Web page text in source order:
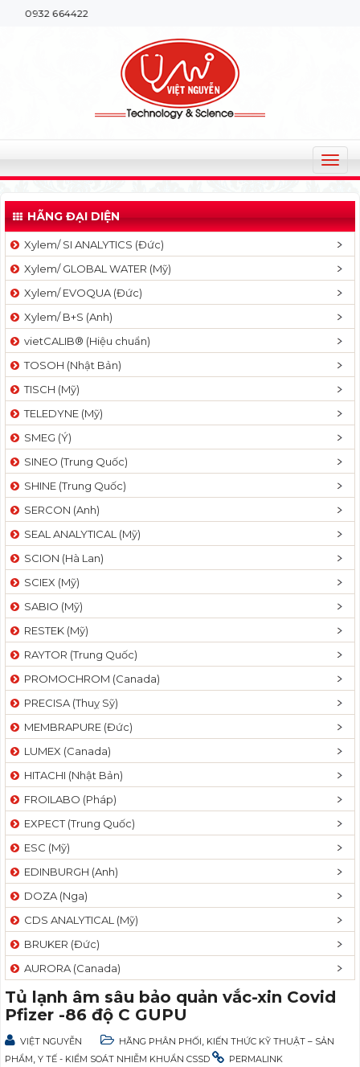
664422
T
o
g
l
v
a
t
n
HÃNG ĐẠI DIỆN
Xylem/ SI ANALYTICS (Đức)
Xylem/ GLOBAL WATER (Mỹ)
Xylem/ EVOQUA (Đức)
Xylem/ B+S (Anh)
vietCALIB® (Hiệu chuẩn)
TOSOH (Nhật Bản)
TISCH (Mỹ)
TELEDYNE (Mỹ)
SMEG (Ý)
SINEO (Trung Quốc)
SHINE (Trung Quốc)
SERCON (Anh)
SEAL ANALYTICAL (Mỹ)
SCION (Hà Lan)
SCIEX (Mỹ)
SABIO (Mỹ)
RESTEK (Mỹ)
RAYTOR (Trung Quốc)
PROMOCHROM (Canada)
PRECISA (Thuỵ Sỹ)
MEMBRAPURE (Đức)
LUMEX (Canada)
HITACHI (Nhật Bản)
FROILABO (Pháp)
EXPECT (Trung Quốc)
ESC (Mỹ)
EDINBURGH (Anh)
DOZA (Nga)
CDS ANALYTICAL (Mỹ)
BRUKER (Đức)
AURORA (Canada)
Tủ lạnh âm sâu bảo quản vắc-xin Covid
Pfizer -86 độ C GUPU
VIỆT NGUYỄN HÃNG PHÂN PHỐI KIẾN THỨC KỸ THUẬT – SẢN
PHẨM Y TẾ - KIỂM SOÁT NHIỄM KHUẨN CSSD PERMALINK